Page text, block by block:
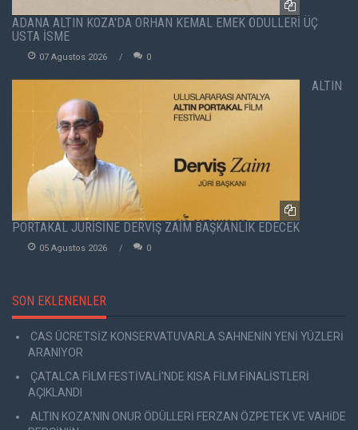
ADANA ALTIN KOZA'DA ORHAN KEMAL EMEK ÖDÜLLERİ ÜÇ
USTA İSME
07 Agustos 2026 0
ALTIN
PORTAKAL JÜRİSİNE DERVİŞ ZAİM BAŞKANLIK EDECEK
05 Agustos 2026 0
SON EKLENENLER
CAS ÜCRETSİZ KONSERVATUVARLA SAHNENİN YENİ YÜZLERİ
ARANIYOR
ÇATALCA FİLM FESTİVALİ'NDE KISA FİLM FİNALİSTLERİ
AÇIKLANDI
ALTIN KOZA'NIN ONUR ÖDÜLLERİ FERZAN ÖZPETEK VE VAHİDE